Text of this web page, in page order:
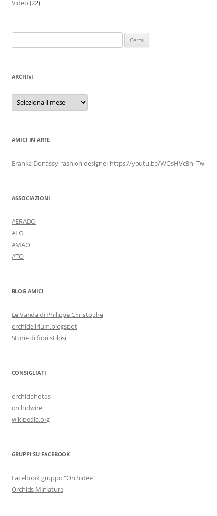
Video (22)
per:
ARCHIVI
Archivi
AMICI IN ARTE
Branka Donassy, fashion designer https://youtu.be/WOsHVcBh_Tw
ASSOCIAZIONI
AERADO
ALO
AMAO
ATO
BLOG AMICI
Le Vanda di Philippe Christophe
orchidelirium.blogspot
Storie di fiori stilosi
CONSIGLIATI
orchidphotos
orchidwire
wikipedia.org
GRUPPI SU FACEBOOK
Facebook gruppo "Orchidee"
Orchids Miniature